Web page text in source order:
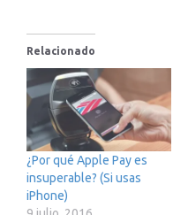
Relacionado
¿Por qué Apple Pay es
insuperable? (Si usas
iPhone)